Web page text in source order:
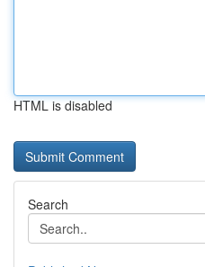
HTML is disabled
Search